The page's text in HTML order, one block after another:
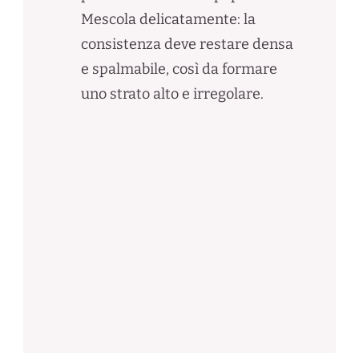
Mescola delicatamente: la
consistenza deve restare densa
e spalmabile, così da formare
uno strato alto e irregolare.